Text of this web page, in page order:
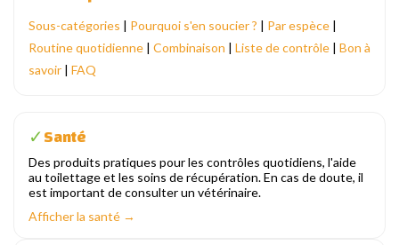
Sous-catégories | Pourquoi s'en soucier ? | Par espèce |
Routine quotidienne | Combinaison | Liste de contrôle | Bon à
savoir | FAQ
✓Santé
Des produits pratiques pour les contrôles quotidiens, l'aide
au toilettage et les soins de récupération. En cas de doute, il
est important de consulter un vétérinaire.
Afficher la santé →